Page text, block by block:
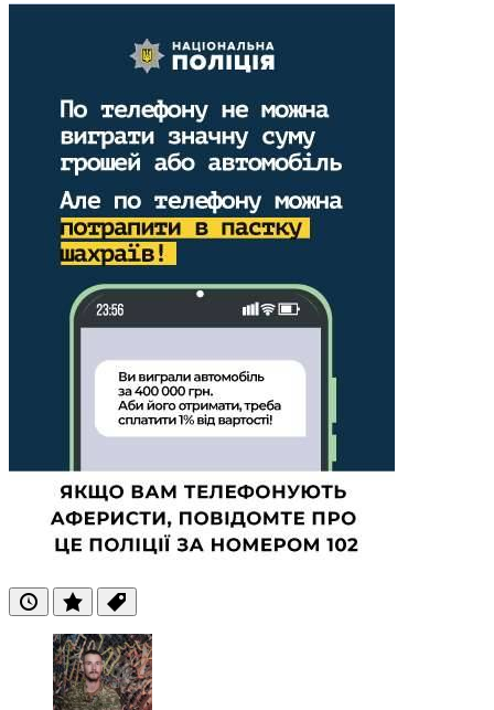
ОстанніПопулярні
Теги